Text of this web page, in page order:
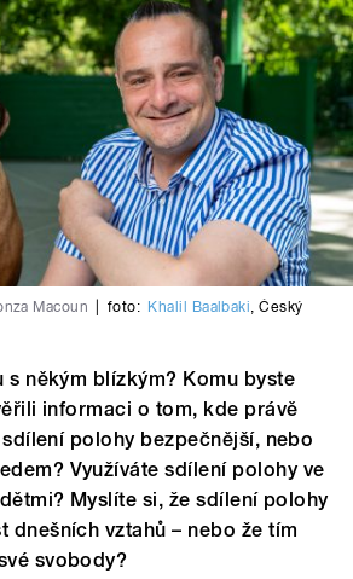
Macoun foto: Khalil Baalbaki,Český
někým blízkým? Komu byste
informaci o tom, kde právě
polohy bezpečnější, nebo
Využíváte sdílení polohy ve
Myslíte si, že sdílení polohy
dnešních vztahů – nebo že tím
svobody?